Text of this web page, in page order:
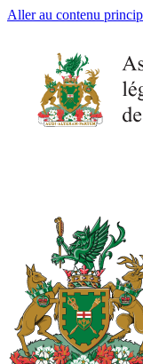
Aller au contenu